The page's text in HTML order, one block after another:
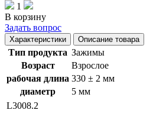
1
В корзину
Задать вопрос
Характеристики Описание товара
Тип продукта Зажимы
Возраст
Взрослое
рабочая длина 330 ± 2 мм
диаметр
5 мм
L3008.2